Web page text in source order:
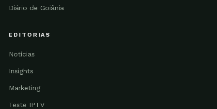
Diário de Goiânia
EDITORIAS
Notícias
Insights
Marketing
Teste IPTV